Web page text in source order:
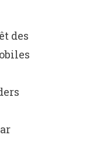
des